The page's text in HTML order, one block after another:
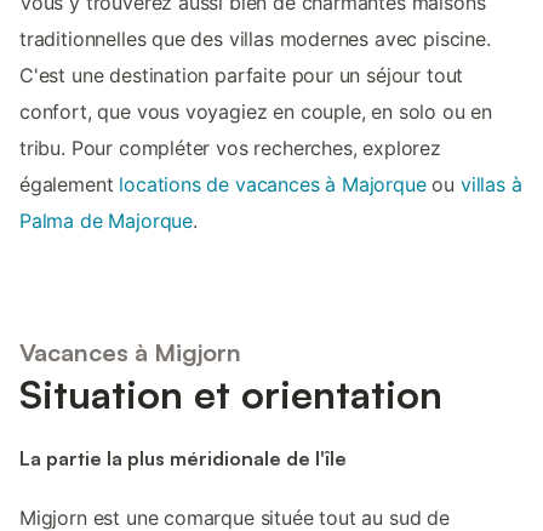
traditionnelles que des villas modernes avec piscine.
C'est une destination parfaite pour un séjour tout
confort, que vous voyagiez en couple, en solo ou en
tribu. Pour compléter vos recherches, explorez
également locations de vacances à Majorqueou villas à
Palma de Majorque.
Vacances à Migjorn
Situation et orientation
La partie la plus méridionale de l'île
Migjorn est une comarque située tout au sud de